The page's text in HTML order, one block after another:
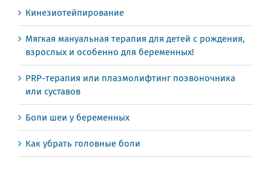
Кинезиотейпирование
Мягкая мануальная терапия для детей с рождения,
взрослых и особенно для беременных!
PRP-терапия или плазмолифтинг позвоночника
или суставов
Боли шеи у беременных
Как убрать головные боли